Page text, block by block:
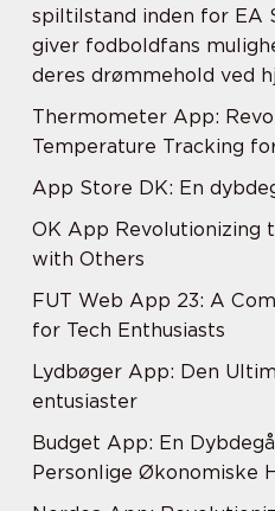
spiltilstand inden for EA
giver fodboldfans
deres drømmehold ved
Thermometer App:
Temperature Tracking
App Store DK: En
OK App Revolutionizing
with Others
FUT Web App 23: A
for Tech Enthusiasts
Lydbøger App: Den
entusiaster
Budget App: En
Personlige Økonomiske